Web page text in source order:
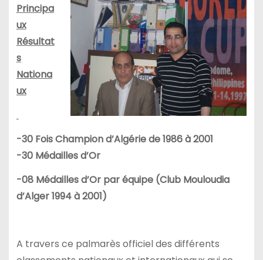
Principa
ux
Résultat
s
Nationa
ux
-30 Fois Champion d’Algérie de 1986 à 2001
-30 Médailles d’Or
-08 Médailles d’Or par équipe (Club Mouloudia
d’Alger 1994 à 2001)
A travers ce palmarès officiel des différents